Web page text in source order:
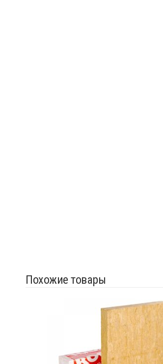
Похожие товары